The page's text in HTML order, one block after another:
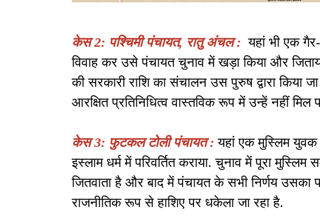
केस 2: पश्चिमी पंचायत, रातु अंचल : यहां भी एक
विवाह कर उसे पंचायत चुनाव में खड़ा किया और
की सरकारी राशि का संचालन उस पुरुष द्वारा किया
आरक्षित प्रतिनिधित्व वास्तविक रूप में उन्हें नहीं मिल
केस 3: फुटकल टोली पंचायत :यहां एक मुस्लिम
इस्लाम धर्म में परिवर्तित कराया. चुनाव में पूरा मुस्लिम
जितवाता है और बाद में पंचायत के सभी निर्णय उसका
राजनीतिक रूप से हाशिए पर धकेला जा रहा है.